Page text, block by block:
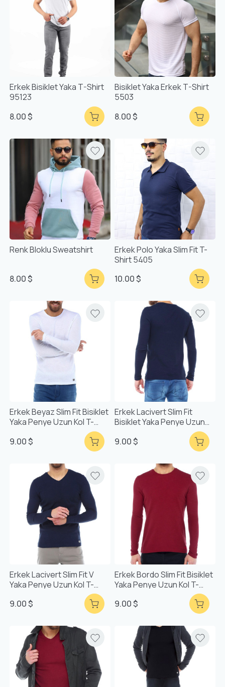
Erkek Bisiklet Yaka T-Shirt
95123
8.00 $
Bisiklet Yaka Erkek T-Shirt
5503
8.00 $
Renk Bloklu Sweatshirt
8.00 $
Erkek Polo Yaka Slim Fit T-
Shirt 5405
10.00 $
Erkek Beyaz Slim Fit Bisiklet
Yaka Penye Uzun Kol T-
9.00 $
Erkek Lacivert Slim Fit
Bisiklet Yaka Penye Uzun
9.00 $
Erkek Lacivert Slim Fit V
Yaka Penye Uzun Kol T-
9.00 $
Erkek Bordo Slim Fit Bisiklet
Yaka Penye Uzun Kol T-
9.00 $